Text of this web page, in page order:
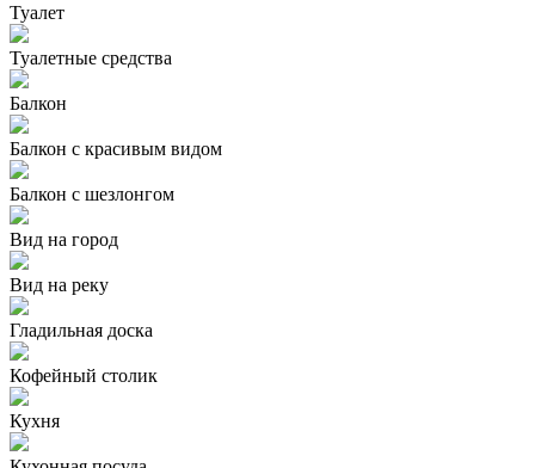
Туалет
Туалетные средства
Балкон
Балкон с красивым видом
Балкон с шезлонгом
Вид на город
Вид на реку
Гладильная доска
Кофейный столик
Кухня